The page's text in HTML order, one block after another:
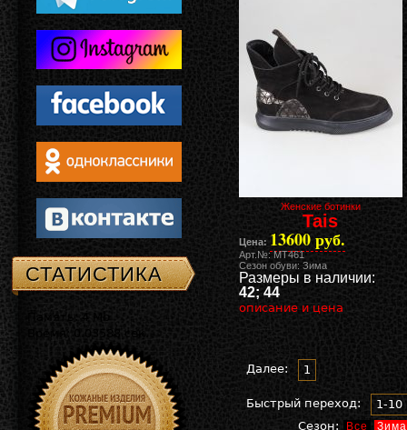
Женские ботинки
Tais
Цена: 13600 руб.
Арт.№: MT461
Сезон обуви: Зима
Размеры в наличии:
42; 44
описание и цена
Далее: 1
Быстрый переход:
1-10
Сезон:
Все Зима
СТАТИСТИКА
Память: 4 Mb
Время: 0.03588 сек.